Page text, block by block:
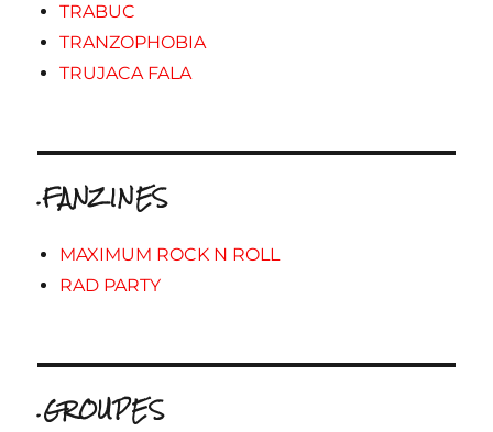
TRABUC
TRANZOPHOBIA
TRUJACA FALA
.FANZINES
MAXIMUM ROCK N ROLL
RAD PARTY
.GROUPES